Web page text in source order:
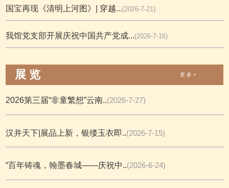
国宝再现《清明上河图》| 穿越...(2026-7-21)
我馆党支部开展庆祝中国共产党成...(2026-7-16)
展 览 更 多 +
2026第三届“非童繁想”云南..(2026-7-27)
汉并天下|展品上新，银缕玉衣即..(2026-7-15)
“百年铸魂，翰墨春城——庆祝中..(2026-6-24)